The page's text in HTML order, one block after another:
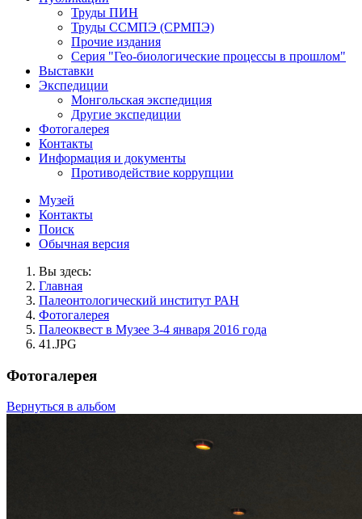
Труды ПИН
Труды ССМПЭ (СРМПЭ)
Прочие издания
Серия "Гео-биологические процессы в прошлом"
Выставки
Экспедиции
Монгольская экспедиция
Другие экспедиции
Фотогалерея
Контакты
Информация и документы
Противодействие коррупции
Музей
Контакты
Поиск
Обычная версия
Вы здесь:
Главная
Палеонтологический институт РАН
Фотогалерея
Палеоквест в Музее 3-4 января 2016 года
41.JPG
Фотогалерея
Вернуться в альбом